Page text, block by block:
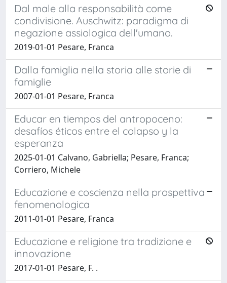
Dal male alla responsabilità come
condivisione. Auschwitz: paradigma di
negazione assiologica dell'umano.
2019-01-01 Pesare, Franca
Dalla famiglia nella storia alle storie di
famiglie
2007-01-01 Pesare, Franca
Educar en tiempos del antropoceno:
desafíos éticos entre el colapso y la
esperanza
2025-01-01 Calvano, Gabriella; Pesare, Franca;
Corriero, Michele
Educazione e coscienza nella prospettiva
fenomenologica
2011-01-01 Pesare, Franca
Educazione e religione tra tradizione e
innovazione
2017-01-01 Pesare, F. .